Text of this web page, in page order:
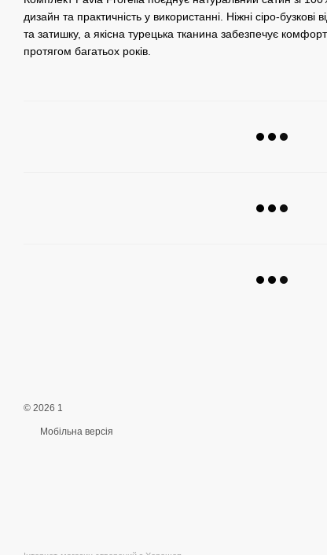
дизайн та практичність у використанні. Ніжні сіро-
та затишку, а якісна турецька тканина забезпечує
протягом багатьох років.
© 2026 1
Мобільна версія